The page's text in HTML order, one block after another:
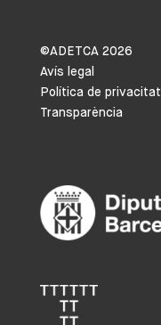
©ADETCA 2026
Avís legal
Política de privacitat
Transparència